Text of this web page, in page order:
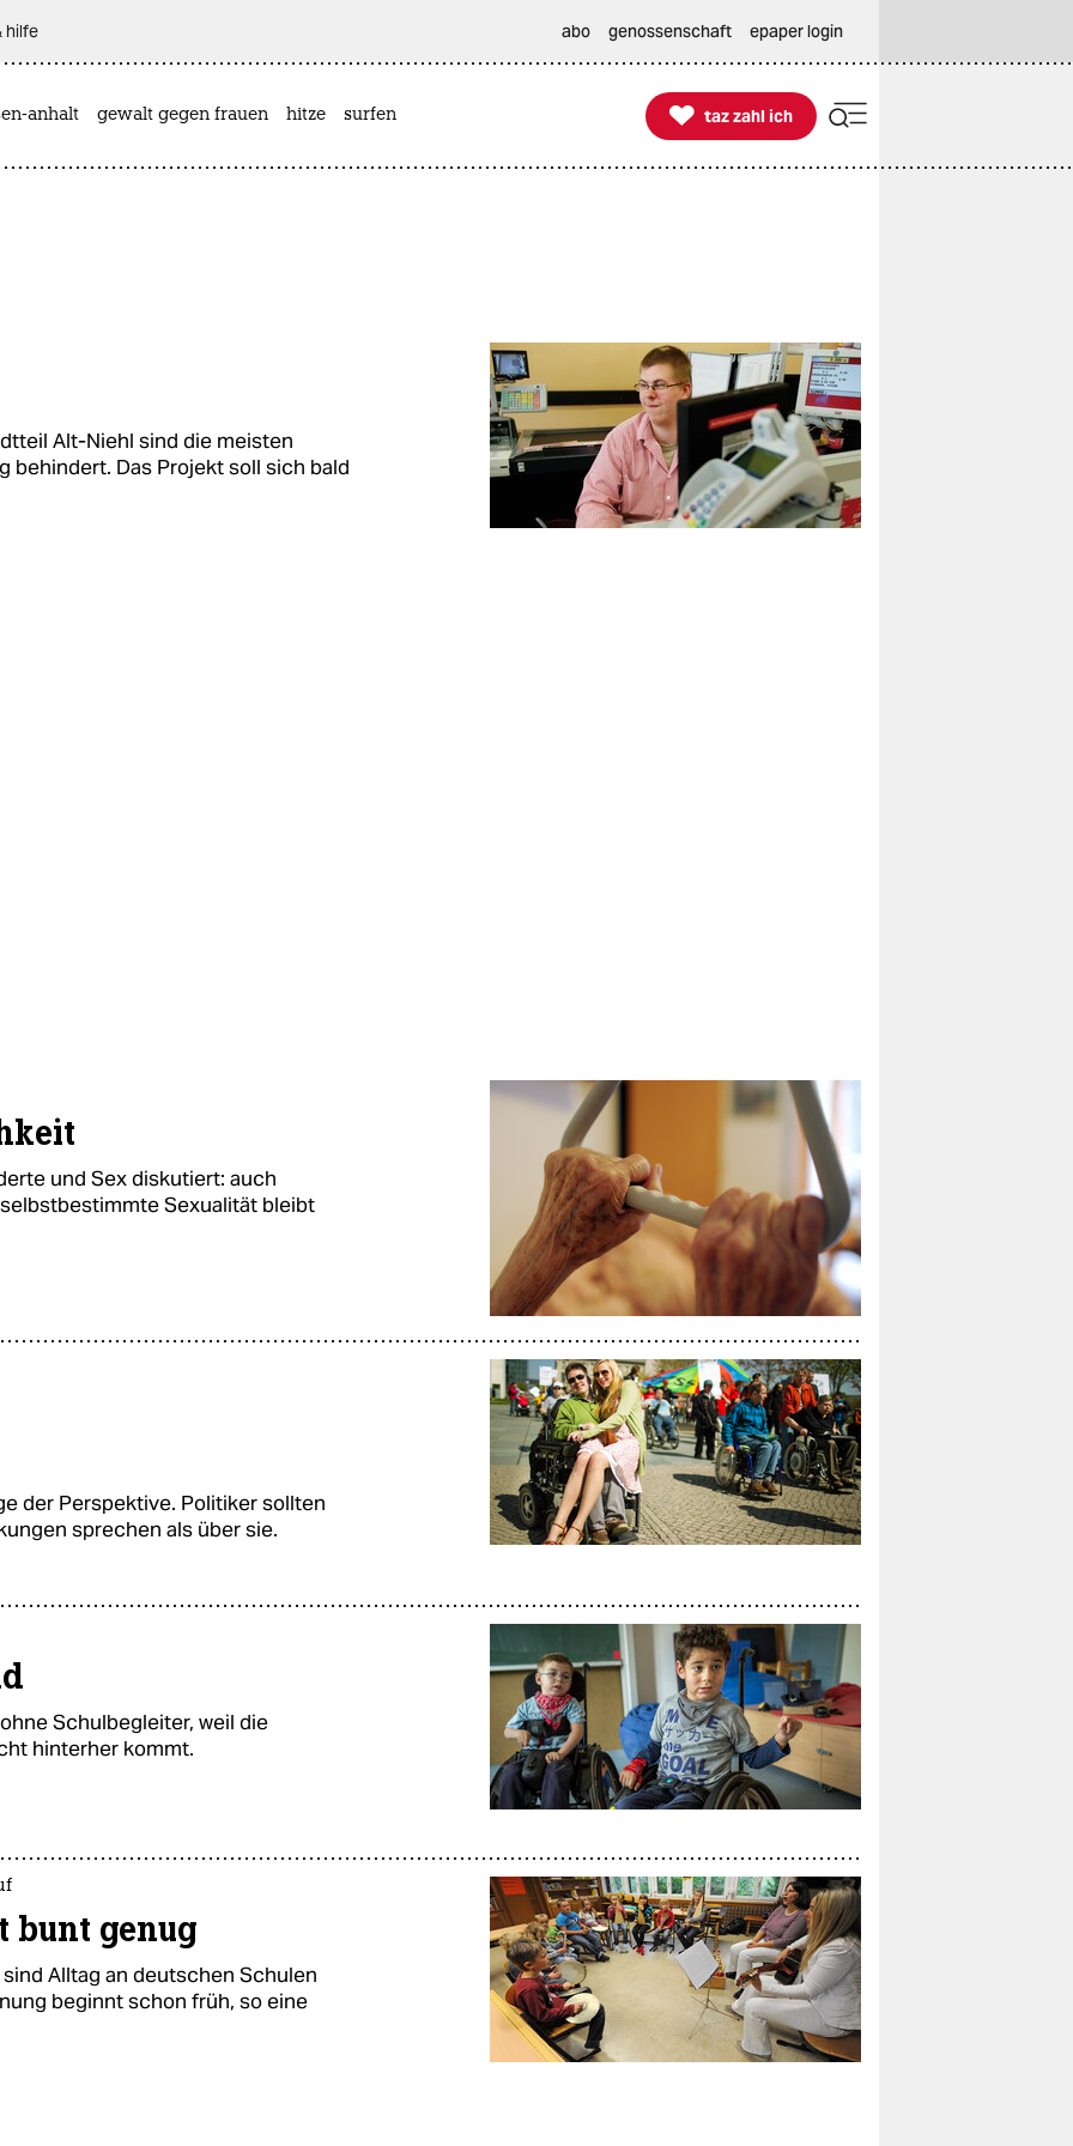
hilfe abo genossenschaft epaper login
anhalt gewalt gegen frauen hitze surfen 
taz zahl ich
taz zahl ich
Alt-Niehl sind die meisten
Das Projekt soll sich bald
und Sex diskutiert: auch
Sexualität bleibt
der Perspektive. Politiker sollten
sprechen als über sie.
Schulbegleiter, weil die
hinterher kommt.
bunt genug
Alltag an deutschen Schulen
beginnt schon früh, so eine